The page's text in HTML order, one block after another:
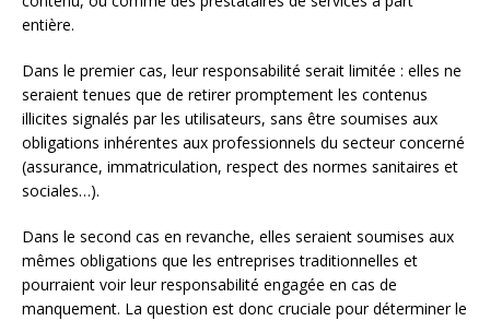
entière.
Dans le premier cas, leur responsabilité serait limitée : elles ne
seraient tenues que de retirer promptement les contenus
illicites signalés par les utilisateurs, sans être soumises aux
obligations inhérentes aux professionnels du secteur concerné
(assurance, immatriculation, respect des normes sanitaires et
sociales…).
Dans le second cas en revanche, elles seraient soumises aux
mêmes obligations que les entreprises traditionnelles et
pourraient voir leur responsabilité engagée en cas de
manquement. La question est donc cruciale pour déterminer le